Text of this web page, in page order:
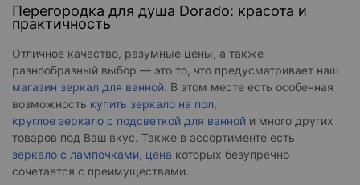
Перегородка для душа Dorado: красота и
практичность
Отличное качество, разумные цены, а также
разнообразный выбор — это то, что предусматривает наш
магазин зеркал для ванной. В этом месте есть особенная
возможность купить зеркало на пол,
круглое зеркало с подсветкой для ванной и много других
товаров под Ваш вкус. Также в ассортименте есть
зеркало с лампочками, цена которых безупречно
сочетается с преимуществами.